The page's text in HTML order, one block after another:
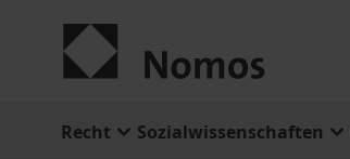
Recht Sozialwissenschaften